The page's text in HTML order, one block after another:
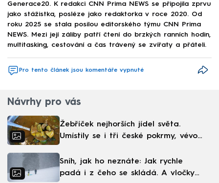
Generace20. K redakci CNN Prima NEWS se připojila zprvu
jako stážistka, posléze jako redaktorka v roce 2020. Od
roku 2025 se stala posilou editorského týmu CNN Prima
NEWS. Mezi její záliby patří čtení do brzkých ranních hodin,
multitasking, cestování a čas trávený se zvířaty a přáteli.
Pro tento článek jsou komentáře vypnuté
Návrhy pro vás
Žebříček nejhorších jídel světa.
Umístily se i tři české pokrmy, vévodí
Sníh, jak ho neznáte: Jak rychle
padá i z čeho se skládá. A vločky